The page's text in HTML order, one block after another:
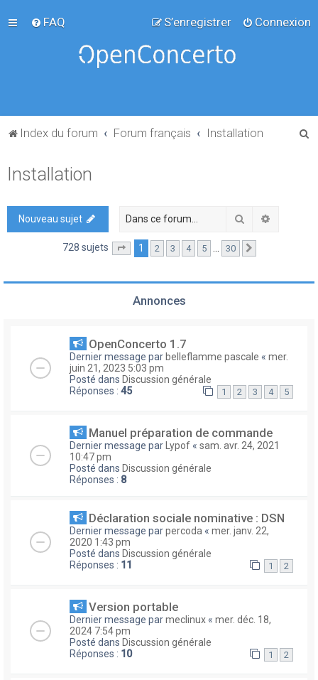
FAQ Connexion
S’enregistrer
Index du forum Forum français Installation
Installation
Nouveau sujet Rechercher
728 sujets Page sur30
1 2 3 4 5 … 30
Annonces
OpenConcerto 1.7
Dernier message par belleflamme pascale « mer.
juin 21, 2023 5:03 pm
Posté dans Discussion générale
Réponses : 45 1 2 3 4 5
Manuel préparation de commande
Dernier message par Lypof « sam. avr. 24, 2021
10:47 pm
Posté dans Discussion générale
Réponses : 8
Déclaration sociale nominative : DSN
Dernier message parpercoda « mer. janv. 22,
2020 1:43 pm
Posté dans Discussion générale
Réponses : 11 1 2
Version portable
Dernier message parmeclinux « mer. déc. 18,
2024 7:54 pm
Posté dans Discussion générale
Réponses : 10 1 2